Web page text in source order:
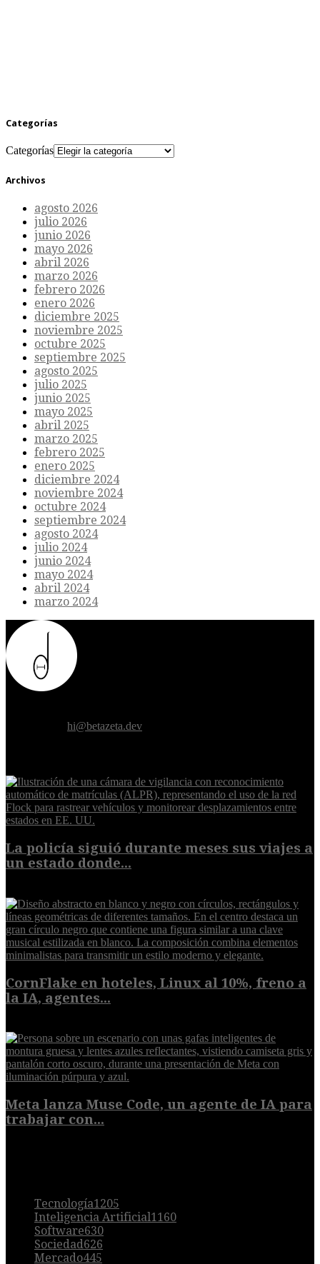
Categorías
Categorías
Archivos
agosto 2026
julio 2026
junio 2026
mayo 2026
abril 2026
marzo 2026
febrero 2026
enero 2026
diciembre 2025
noviembre 2025
octubre 2025
septiembre 2025
agosto 2025
julio 2025
junio 2025
mayo 2025
abril 2025
marzo 2025
febrero 2025
enero 2025
diciembre 2024
noviembre 2024
octubre 2024
septiembre 2024
agosto 2024
julio 2024
junio 2024
mayo 2024
abril 2024
marzo 2024
hi@betazeta.dev
La policía siguió durante meses sus viajes a
un estado donde...
CornFlake en hoteles, Linux al 10%, freno a
la IA, agentes...
Meta lanza Muse Code, un agente de IA para
trabajar con...
Tecnología1205
Inteligencia Artificial1160
Software630
Sociedad626
Mercado445